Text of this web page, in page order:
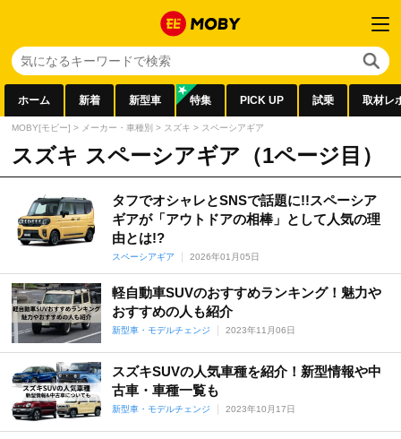
ホーム 新着 新型車 特集 PICK UP 試乗 取材レ
MOBY[モビー] > メーカー・車種別 > スズキ > スペーシアギア
スズキ スペーシアギア（1ページ目）
タフでオシャレとSNSで話題に!!スペーシア
ギアが「アウトドアの相棒」として人気の理
由とは!?
スペーシアギア 2026年01月05日
軽自動車SUVのおすすめランキング！魅力や
おすすめの人も紹介
新型車・モデルチェンジ 2023年11月06日
スズキSUVの人気車種を紹介！新型情報や中
古車・車種一覧も
新型車・モデルチェンジ 2023年10月17日